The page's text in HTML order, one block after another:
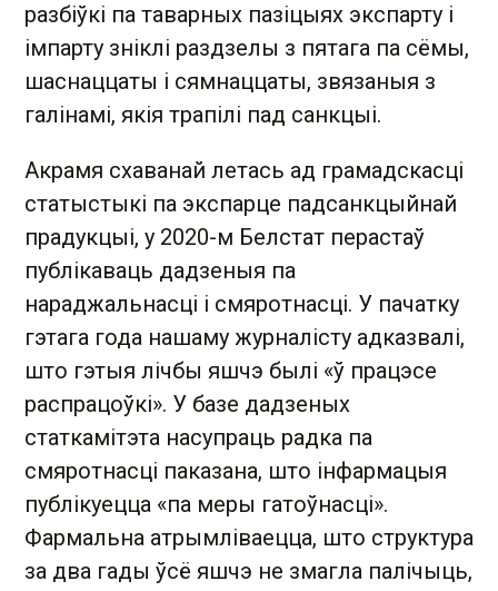
разбіўкі па таварных пазіцыях экспарту і
імпарту зніклі раздзелы з пятага па сёмы,
шаснаццаты і сямнаццаты, звязаныя з
галінамі, якія трапілі пад санкцыі.
Акрамя схаванай летась ад грамадскасці
статыстыкі па экспарце падсанкцыйнай
прадукцыі, у 2020-м Белстат перастаў
публікаваць дадзеныя па
нараджальнасці і смяротнасці. У пачатку
гэтага года нашаму журналісту адказвалі,
што гэтыя лічбы яшчэ былі «ў працэсе
распрацоўкі». У базе дадзеных
статкамітэта насупраць радка па
смяротнасці паказана, што інфармацыя
публікуецца «па меры гатоўнасці».
Фармальна атрымліваецца, што структура
за два гады ўсё яшчэ не змагла палічыць,